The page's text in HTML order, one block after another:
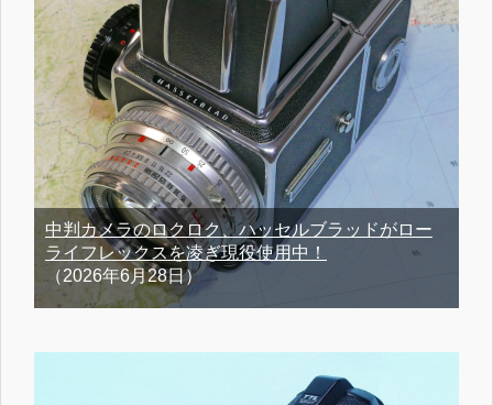
中判カメラのロクロク、ハッセルブラッドがロー
ライフレックスを凌ぎ現役使用中！
（2026年6月28日）